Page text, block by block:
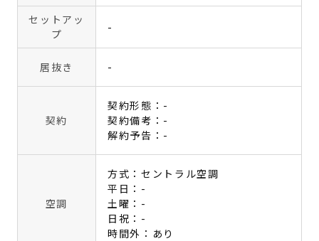
セットアッ
プ
-
居抜き -
契約
契約形態：-
契約備考：-
解約予告：-
空調
方式：セントラル空調
平日：-
土曜：-
日祝：-
時間外：あり